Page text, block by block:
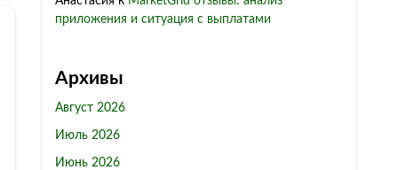
приложения и ситуация с выплатами
Архивы
Август 2026
Июль 2026
Июнь 2026